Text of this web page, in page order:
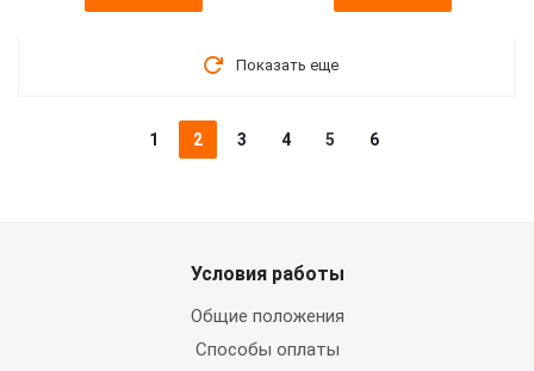
Показать еще
1 2 3 4 5 6
Условия работы
Общие положения
Способы оплаты